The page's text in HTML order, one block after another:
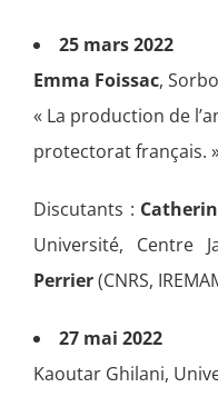
25 mars 2022
Emma Foissac,
« La production de
protectorat français.
Discutants :
Université, Centre
Perrier(CNRS,
27 mai 2022
Kaoutar Ghilani,